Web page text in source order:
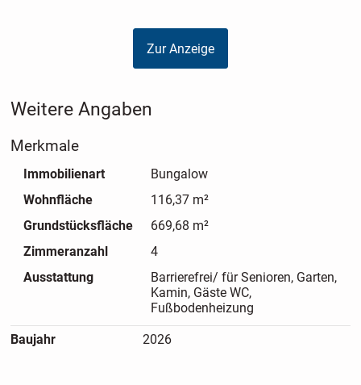
Familie zu gewährleisten. Besonderer Vorteil: Wie bei all
unseren Häusern können Sie auch diesen Bungalow zu
mietähnlichen Konditionen realisieren, was Ihnen die
verbindet.
Zur Anzeige
Weitere Angaben
Merkmale
Immobilienart
Bungalow
Wohnfläche
116,37 m²
Grundstücksfläche
669,68 m²
Zimmeranzahl
4
Ausstattung
Barrierefrei/ für Senioren, Garten,
Kamin, Gäste WC,
Fußbodenheizung
Baujahr 2026